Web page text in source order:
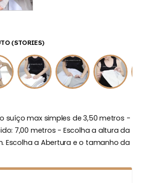
(STORIES)
suíço max simples de 3,50 metros -
7,00 metros - Escolha a altura da
Escolha a Abertura e o tamanho da